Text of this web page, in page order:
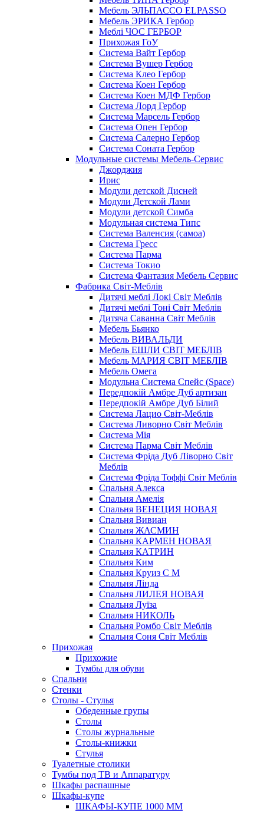
Мебель ЭЛЬПАССО ELPASSO
Мебель ЭРИКА Гербор
Меблі ЧОС ГЕРБОР
Прихожая ГоУ
Система Вайт Гербор
Система Вушер Гербор
Система Клео Гербор
Система Коен Гербор
Система Коен МДФ Гербор
Система Лорд Гербор
Система Марсель Гербор
Система Опен Гербор
Система Салерно Гербор
Система Соната Гербор
Модульные системы Мебель-Сервис
Джорджия
Ирис
Модули детской Дисней
Модули Детской Лами
Модули детской Симба
Модульная система Типс
Система Валенсия (самоа)
Система Гресс
Система Парма
Система Токио
Система Фантазия Мебель Сервис
Фабрика Світ-Меблів
Дитячі меблі Локі Світ Меблів
Дитячі меблі Тоні Світ Меблів
Дитяча Саванна Світ Меблів
Мебель Бьянко
Мебель ВИВАЛЬДИ
Мебель ЕШЛИ СВІТ МЕБЛІВ
Мебель МАРИЯ СВІТ МЕБЛІВ
Мебель Омега
Модульна Cистема Спейс (Space)
Передпокій Амбре Дуб артизан
Передпокій Амбре Дуб Білий
Система Лацио Світ-Меблів
Система Ливорно Світ Меблів
Система Мія
Система Парма Свiт Меблiв
Система Фріда Дуб Ліворно Світ
Меблів
Система Фріда Тоффі Світ Меблів
Спальня Алекса
Спальня Амелія
Спальня ВЕНЕЦИЯ НОВАЯ
Спальня Вивиан
Спальня ЖАСМИН
Спальня КАРМЕН НОВАЯ
Спальня КАТРИН
Спальня Ким
Спальня Круиз С М
Спальня Лінда
Спальня ЛИЛЕЯ НОВАЯ
Спальня Луїза
Спальня НИКОЛЬ
Спальня Ромбо Світ Меблів
Спальня Соня Світ Меблів
Прихожая
Прихожие
Тумбы для обуви
Спальни
Стенки
Столы - Стулья
Обеденные групы
Столы
Столы журнальные
Столы-книжки
Стулья
Туалетные столики
Тумбы под ТВ и Аппаратуру
Шкафы распашные
Шкафы-купе
ШКАФЫ-КУПЕ 1000 ММ